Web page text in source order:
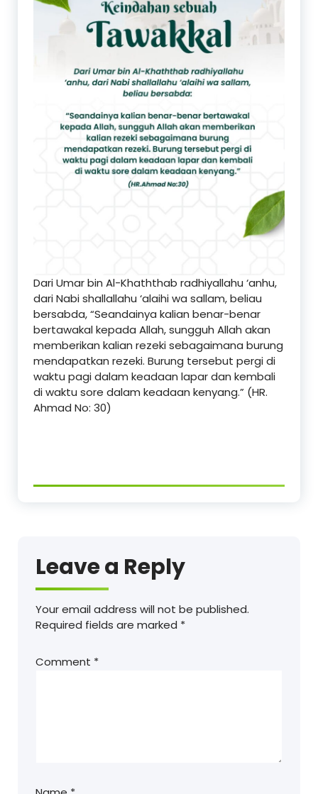
Dari Umar bin Al-Khaththab radhiyallahu ‘anhu,
dari Nabi shallallahu ‘alaihi wa sallam, beliau
bersabda, “Seandainya kalian benar-benar
bertawakal kepada Allah, sungguh Allah akan
memberikan kalian rezeki sebagaimana burung
mendapatkan rezeki. Burung tersebut pergi di
waktu pagi dalam keadaan lapar dan kembali
di waktu sore dalam keadaan kenyang.” (HR.
Ahmad No: 30)
Leave a Reply
Your email address will not be published.
Required fields are marked *
Comment *